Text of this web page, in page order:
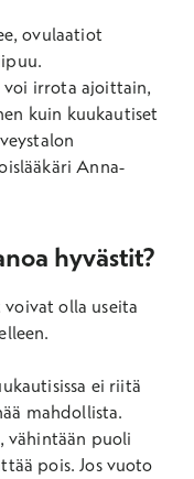
ovulaatiot
voi irrota ajoittain,
kuin kuukautiset
Anna-
hyvästit?
olla useita
ei riitä
mahdollista.
vähintään puoli
pois. Jos vuoto